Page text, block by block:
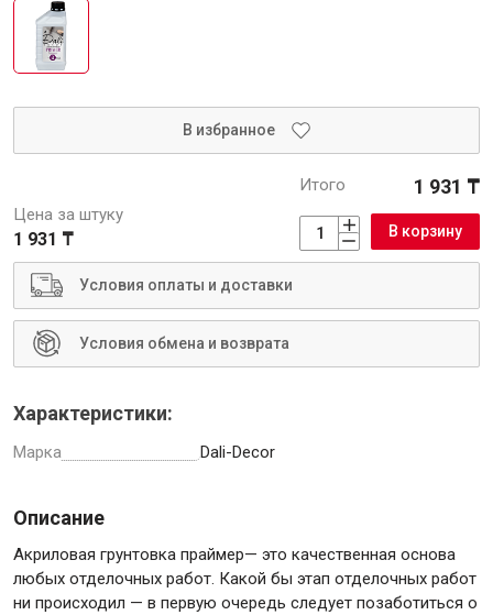
В избранное
Цена за штуку
1 931 ₸
Итого 1 931 ₸
В корзину
Условия оплаты и доставки
Условия обмена и возврата
Характеристики:
Марка Dali-Decor
Описание
Акриловая грунтовка праймер— это качественная основа
любых отделочных работ. Какой бы этап отделочных работ
ни происходил — в первую очередь следует позаботиться о
Водоснабжение и водоотведение
Электро-оборудование
Инструменты
Малярный инструмент
Специализированный инструмент
Инструмент для штукатурно-отделочных работ
Ещё 2